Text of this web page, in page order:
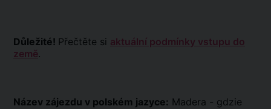
Důležité! Přečtěte si aktuální podmínky vstupu do
země.
Název zájezdu v polském jazyce: Madera - gdzie